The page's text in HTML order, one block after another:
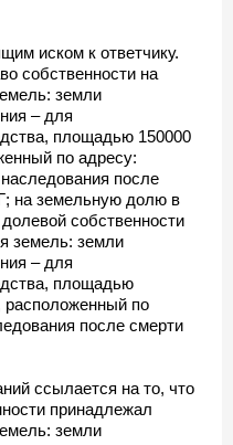
иском к ответчику.
собственности на
земли
– для
площадью 150000
по адресу:
после
на земельную долю в
собственности
земель: земли
– для
площадью
по
после смерти
ссылается на то, что
принадлежал
земли